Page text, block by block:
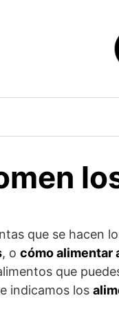
que se hacen
, o cómo alimentar
que
indicamos los